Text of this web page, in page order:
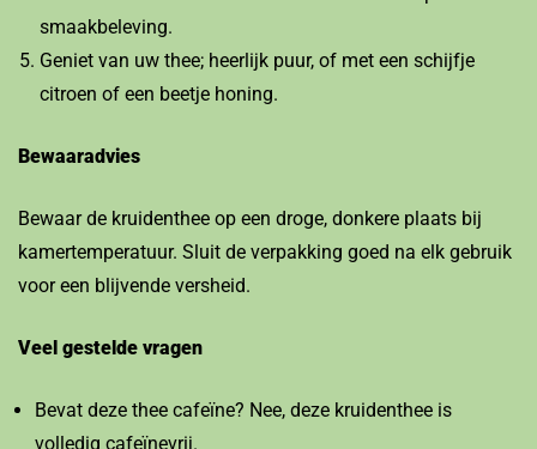
smaakbeleving.
Geniet van uw thee; heerlijk puur, of met een schijfje
citroen of een beetje honing.
Bewaaradvies
Bewaar de kruidenthee op een droge, donkere plaats bij
kamertemperatuur. Sluit de verpakking goed na elk gebruik
voor een blijvende versheid.
Veel gestelde vragen
Bevat deze thee cafeïne? Nee, deze kruidenthee is
volledig cafeïnevrij.